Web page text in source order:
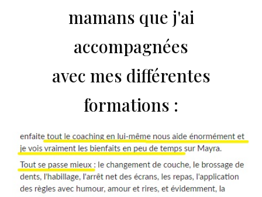
mamans que j'ai
accompagnées
avec mes différentes
formations :